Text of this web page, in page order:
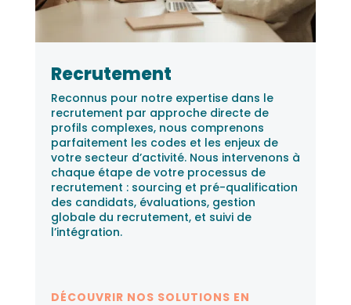
Recrutement
Reconnus pour notre expertise dans le
recrutement par approche directe de
profils complexes, nous comprenons
parfaitement les codes et les enjeux de
votre secteur d’activité. Nous intervenons à
chaque étape de votre processus de
recrutement : sourcing et pré-qualification
des candidats, évaluations, gestion
globale du recrutement, et suivi de
l’intégration.
DÉCOUVRIR NOS SOLUTIONS EN